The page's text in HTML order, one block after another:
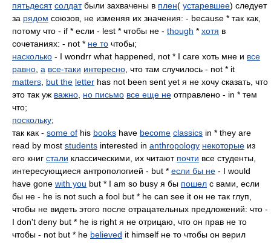
пятьдесят солдатбыли захвачены в плен( устаревшее) следует
за рядом союзов, не изменяя их значения: - because * так как,
потому что - if * если - lest * чтобы не - though * хотя в
сочетаниях: - not * не то чтобы;
насколько - I wondrr what happened, not * I care хоть мне и все
равно а все-таки интересно , что там случилось - not * it
matters but the letter has not been sent yet я не хочу сказать, что
это так уж важно но письмо все еще не отправлено - in * тем
что;
поскольку;
так как - some of his books have become classics in * they are
read by most students interested in anthropology некоторые из
его книг стали классическими, их читают почти все студенты,
интересующиеся антропологией - but * если бы не - I would
have gone with you but * I am so busy я бы пошел с вами, если
бы не - he is not such a fool but * he can see it он не так глуп,
чтобы не видеть этого после отрацательных предложений: что -
I don't deny but * he is right я не отрицаю, что он прав не то
чтобы - not but * he believed it himself не то чтобы он верил